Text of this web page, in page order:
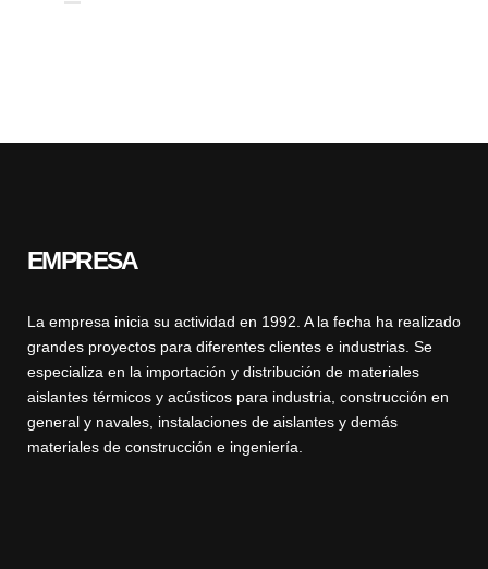
EMPRESA
La empresa inicia su actividad en 1992. A la fecha ha realizado
grandes proyectos para diferentes clientes e industrias. Se
especializa en la importación y distribución de materiales
aislantes térmicos y acústicos para industria, construcción en
general y navales, instalaciones de aislantes y demás
materiales de construcción e ingeniería.